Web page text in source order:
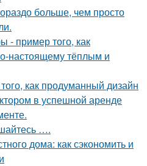
больше, чем просто
- пример того, как
настоящему тёплым и
как продуманный дизайн
в успешной аренде
….
дома: как сэкономить и